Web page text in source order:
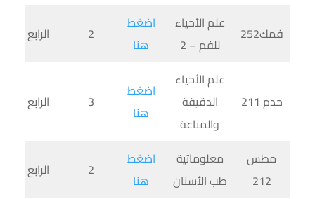
فمك252
علم الأحياء
للفم – 2
اضغط
هنا
2 الرابع
حدم 211
علم الأحياء
الدقيقة
والمناعة
اضغط
هنا
3 الرابع
مطس
212
معلوماتية
طب الأسنان
اضغط
هنا
2 الرابع